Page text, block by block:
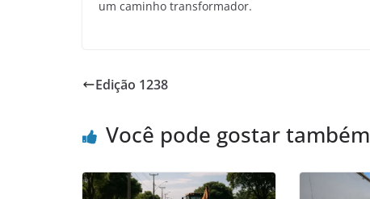
um caminho transformador.
Edição 1238
Você pode gostar também